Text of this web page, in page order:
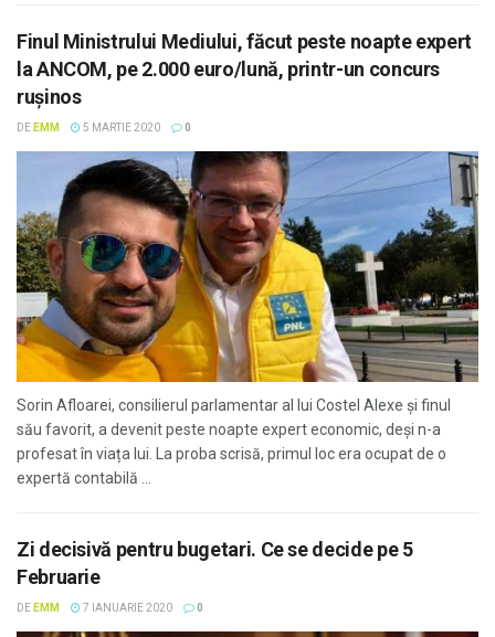
Finul Ministrului Mediului, făcut peste noapte expert
la ANCOM, pe 2.000 euro/lună, printr-un concurs
rușinos
DE EMM 5 MARTIE 2020 0
Sorin Afloarei, consilierul parlamentar al lui Costel Alexe și finul
său favorit, a devenit peste noapte expert economic, deși n-a
profesat în viața lui. La proba scrisă, primul loc era ocupat de o
expertă contabilă ...
Zi decisivă pentru bugetari. Ce se decide pe 5
Februarie
DE EMM 7 IANUARIE 2020 0